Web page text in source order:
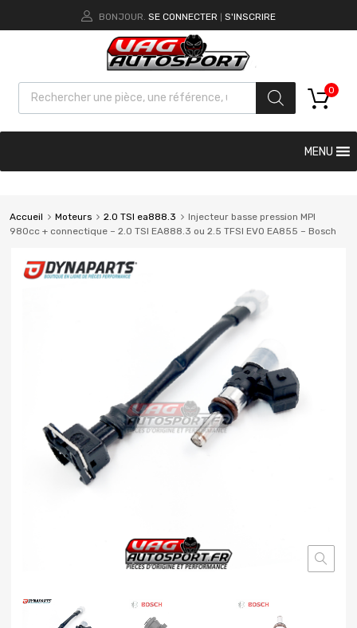
BONJOUR. SE CONNECTER S'INSCRIRE
0
MENU
Accueil Moteurs 2.0 TSI ea888.3
Injecteur basse pression MPI
980cc + connectique – 2.0 TSI EA888.3 ou 2.5 TFSI EVO EA855 – Bosch